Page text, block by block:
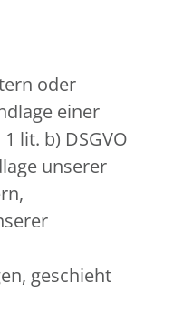
oder
einer
lit. b) DSGVO
unserer
geschieht